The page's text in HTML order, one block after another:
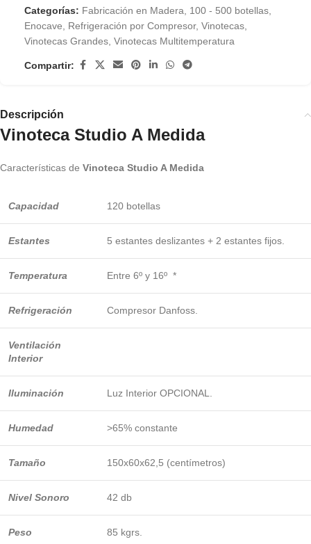
Categorías: Fabricación en Madera 100 - 500 botellas
Enocave
Refrigeración por Compresor, Vinotecas
Vinotecas Grandes Vinotecas Multitemperatura
Compartir:
Descripción
Vinoteca Studio A Medida
Características de Vinoteca Studio A Medida
Capacidad 120 botellas
Estantes 5 estantes deslizantes + 2 estantes fijos.
Temperatura Entre 6º y 16º *
Refrigeración Compresor Danfoss.
Ventilación
Interior
Iluminación Luz Interior OPCIONAL.
Humedad >65% constante
Tamaño 150x60x62,5 (centímetros)
Nivel Sonoro 42 db
Peso 85 kgrs.